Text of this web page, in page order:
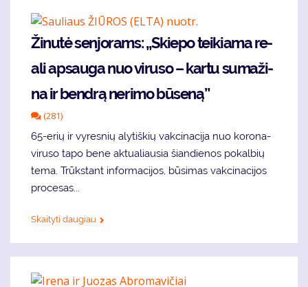
Žinu­tė sen­jo­rams: „Skie­po tei­kia­ma re­
a­li ap­sau­ga nuo vi­ru­so – kar­tu su­ma­ži­
na ir ben­drą ne­ri­mo bū­se­ną”
(281)
65-erių ir vy­res­nių aly­tiš­kių vak­ci­na­ci­ja nuo ko­ro­na­
vi­ru­so ta­po be­ne ak­tu­a­liau­sia šian­die­nos po­kal­bių
te­ma. Trūks­tant in­for­ma­ci­jos, bū­si­mas vak­ci­na­ci­jos
pro­ce­sas...
Skaityti daugiau